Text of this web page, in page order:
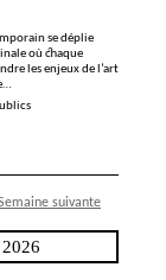
se déplie
où chaque
les enjeux de l’art
suivante